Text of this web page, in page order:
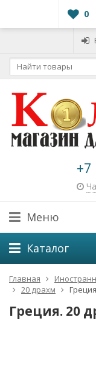
0
Меню
Каталог
Главная
20 драхм
Греция. 20